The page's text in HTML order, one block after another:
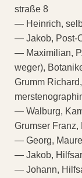
straße 8
— Heinrich,
— Jakob, Post-
— Maximilian,
weger),
Grumm
— Walburg,
Grumser Franz,
— Georg,
— Jakob,
— Johann,